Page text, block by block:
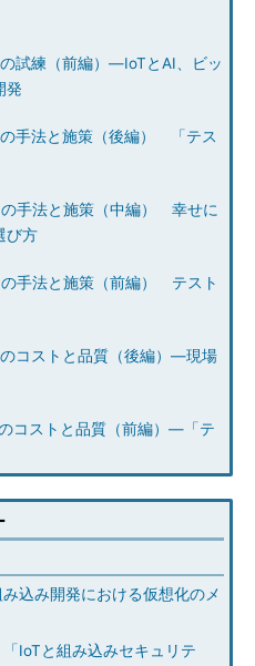
試練（前編）―IoTとAI、ビッ
発
の手法と施策（後編） 「テス
の手法と施策（中編） 幸せに
び方
の手法と施策（前編） テスト
コストと品質（後編）―現場
コストと品質（前編）―「テ
込み開発における仮想化のメ
IoTと組み込みセキュリテ